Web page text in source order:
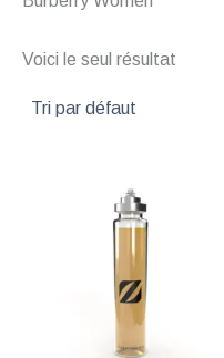
Voici le seul résultat